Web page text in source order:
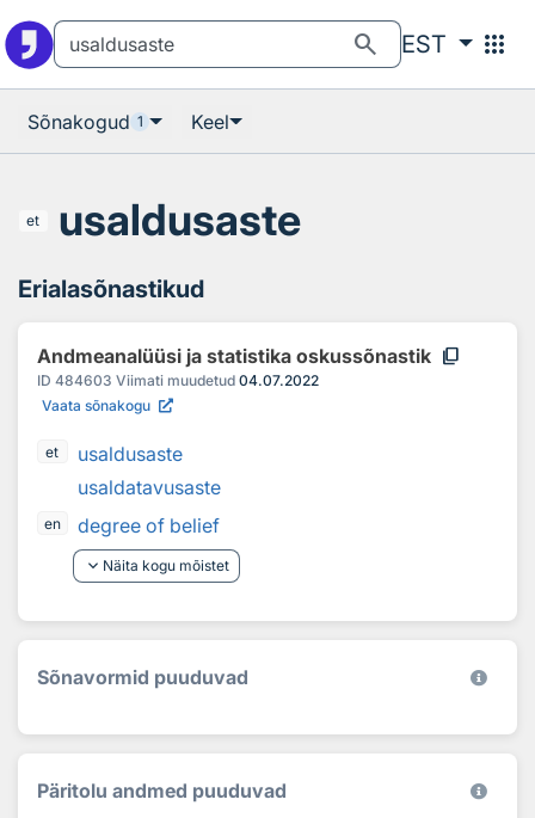
search EST apps
Sõnakogud 1 Keel
et usaldusaste
Erialasõnastikud
Andmeanalüüsi ja statistika oskussõnastik content_copy
ID 484603 Viimati muudetud 04.07.2022
Vaata sõnakogu
et
usaldusaste
usaldatavusaste
en
degree of belief
keyboard_arrow_down Näita kogu mõistet
Sõnavormid puuduvad
Päritolu andmed puuduvad